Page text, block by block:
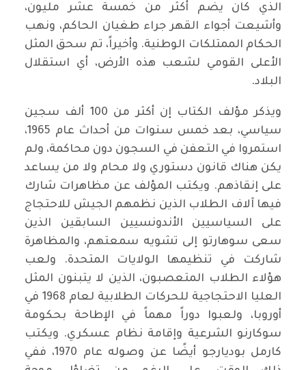
الذي كان يضم أكثر من خمسة عشر مليون،
وأشيعت أجواء القهر جراء طغيان الحاكم، ونهب
الحكام الممتلكات الوطنية. وأخيراً، تم سحق المثل
الأعلى القومي لشعب هذه الأرض، أي استقلال
البلاد.
ويذكر مؤلف الكتاب إن أكثر من 100 ألف سجين
سياسي، بعد خمس سنوات من أحداث عام 1965،
استمروا في التعفن في السجون دون محاكمة، ولم
يكن هناك قانون دستوري ولا محام ولا من يساعد
على إنقاذهم. ويكتب المؤلف عن مظاهرات شارك
فيها آلاف الطلاب الذين نظمهم الجيش للاحتجاج
على السياسيين الأندونسيين السابقين الذين
سعى سوهارتو إلى تشويه سمعتهم، والمظاهرة
شاركت في تنظيمها الولايات المتحدة. ولعب
هؤلاء الطلاب المتعصبون، الذين لا يتبنون المثل
العليا الاحتجاجية للحركات الطلابية لعام 1968 في
أوروبا، ولعبوا دوراً مهماً في الإطاحة بحكومة
سوكارنو الشرعية وإقامة نظام عسكري. ويكتب
كارمل بوديارجو أيضًا عن وصوله عام 1970، ففي